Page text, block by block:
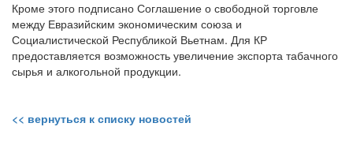
Кроме этого подписано Соглашение о свободной торговле
между Евразийским экономическим союза и
Социалистической Республикой Вьетнам. Для КР
предоставляется возможность увеличение экспорта табачного
сырья и алкогольной продукции.
<< вернуться к списку новостей